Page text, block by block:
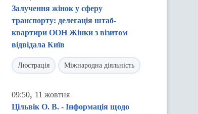
Залучення жінок у сферу
транспорту: делегація штаб-
квартири ООН Жінки з візитом
відвідала Київ
Люстрація Міжнародна діяльність
09:50, 11 жовтня
Цільвік О. В. - Інформація щодо